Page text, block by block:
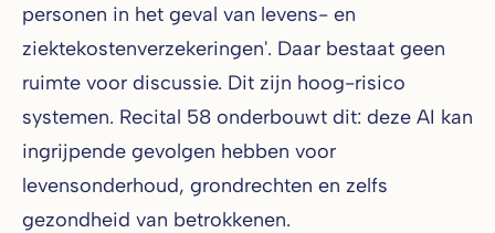
personen in het geval van levens- en
ziektekostenverzekeringen'. Daar bestaat geen
ruimte voor discussie. Dit zijn hoog-risico
systemen. Recital 58 onderbouwt dit: deze AI kan
ingrijpende gevolgen hebben voor
levensonderhoud, grondrechten en zelfs
gezondheid van betrokkenen.